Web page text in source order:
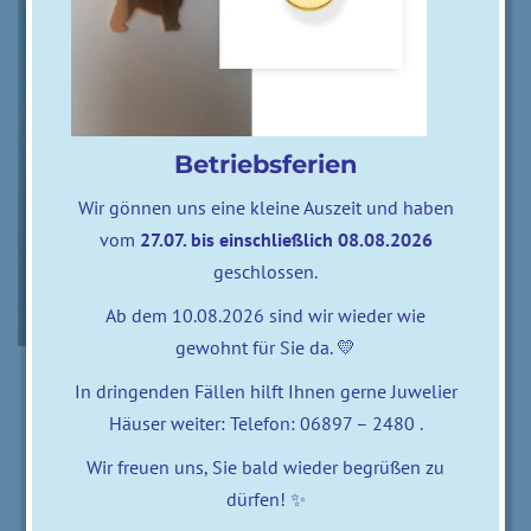
0 comments posted by zweifalter
26. Mai 2020
Betriebsferien
Wir gönnen uns eine kleine Auszeit und haben
vom 27.07. bis einschließlich 08.08.2026
geschlossen.
Ab dem 10.08.2026 sind wir wieder wie
gewohnt für Sie da. 💛
In dringenden Fällen hilft Ihnen gerne Juwelier
Häuser weiter: Telefon: 06897 – 2480 .
Wir freuen uns, Sie bald wieder begrüßen zu
dürfen! ✨